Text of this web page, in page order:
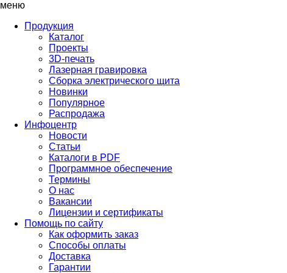
меню
Продукция
Каталог
Проекты
3D-печать
Лазерная гравировка
Сборка электрического щита
Новинки
Популярное
Распродажа
Инфоцентр
Новости
Статьи
Каталоги в PDF
Программное обеспечение
Термины
О нас
Вакансии
Лицензии и сертификаты
Помощь по сайту
Как оформить заказ
Способы оплаты
Доставка
Гарантии